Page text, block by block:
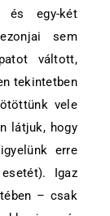
és egy-két
sem
váltott,
tekintetben
vele
látjuk, hogy
erre
Igaz
– csak